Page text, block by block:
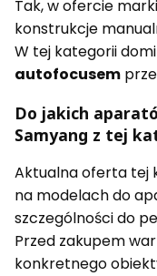
Tak, w ofercie
konstrukcje
W tej kategorii
autofocusem
Do jakich
Samyang z tej
Aktualna oferta tej
na modelach do
szczególności do
Przed zakupem
konkretnego